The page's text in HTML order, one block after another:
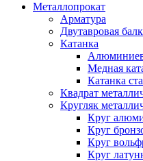
Металлопрокат
Арматура
Двутавровая
Катанка
Медная
Катанка
Квадрат
Кругляк
Круг
Круг
Круг
Круг